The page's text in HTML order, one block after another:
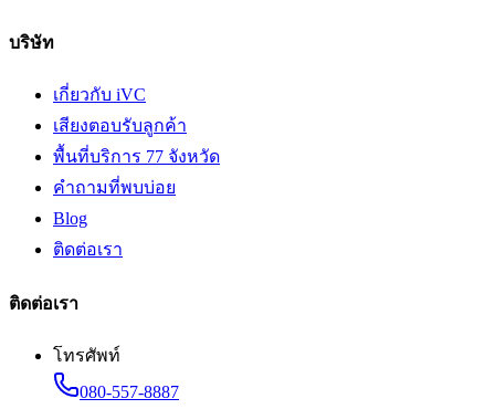
บริษัท
เกี่ยวกับ iVC
เสียงตอบรับลูกค้า
พื้นที่บริการ 77 จังหวัด
คำถามที่พบบ่อย
Blog
ติดต่อเรา
ติดต่อเรา
โทรศัพท์
080-557-8887